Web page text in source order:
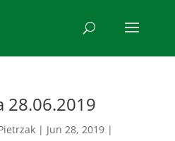
28.06.2019
| Jun 28, 2019|